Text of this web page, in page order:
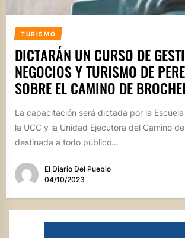
TURISMO
DICTARÁN UN CURSO DE
NEGOCIOS Y TURISMO DE
SOBRE EL CAMINO DE
La capacitación será dictada por la
la UCC y la Unidad Ejecutora del Camino
destinada a todo público...
El Diario Del Pueblo
04/10/2023